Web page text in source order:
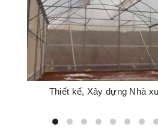
Thiết kế, Xây dựng Nhà